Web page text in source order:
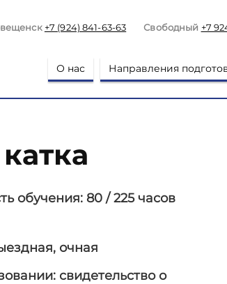
+7 (924) 841-63-63 Свободный +7
О нас Направления
обучения: 80 / 225 часов
очная
свидетельство о